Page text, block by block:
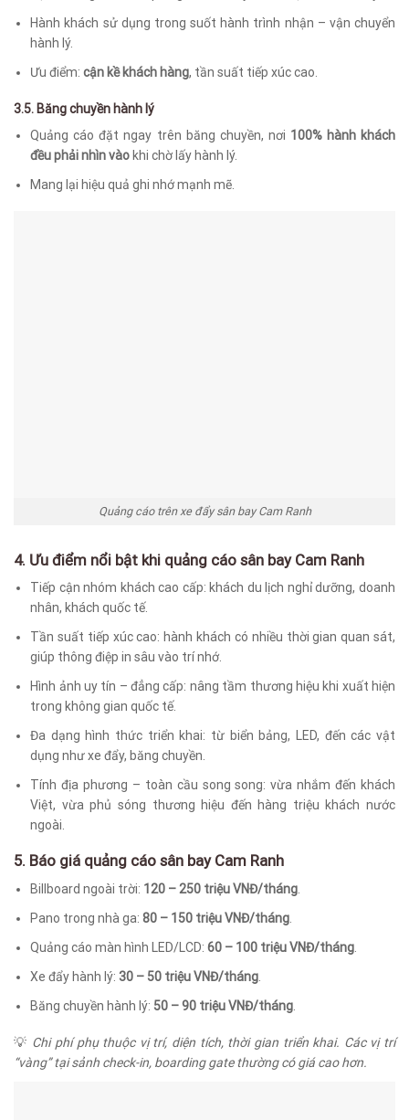
Hành khách sử dụng trong suốt hành trình nhận – vận chuyển
hành lý.
Ưu điểm:cận kề khách hàng, tần suất tiếp xúc cao.
3.5. Băng chuyền hành lý
Quảng cáo đặt ngay trên băng chuyền, nơi 100% hành khách
đều phải nhìn vào khi chờ lấy hành lý.
Mang lại hiệu quả ghi nhớ mạnh mẽ.
Quảng cáo trên xe đẩy sân bay Cam Ranh
4. Ưu điểm nổi bật khi quảng cáo sân bay Cam Ranh
Tiếp cận nhóm khách cao cấp: khách du lịch nghỉ dưỡng, doanh
nhân, khách quốc tế.
Tần suất tiếp xúc cao: hành khách có nhiều thời gian quan sát,
giúp thông điệp in sâu vào trí nhớ.
Hình ảnh uy tín – đẳng cấp: nâng tầm thương hiệu khi xuất hiện
trong không gian quốc tế.
Đa dạng hình thức triển khai: từ biển bảng, LED, đến các vật
dụng như xe đẩy, băng chuyền.
Tính địa phương – toàn cầu song song: vừa nhắm đến khách
Việt, vừa phủ sóng thương hiệu đến hàng triệu khách nước
ngoài.
5. Báo giá quảng cáo sân bay Cam Ranh
Billboard ngoài trời: 120 – 250 triệu VNĐ/tháng
Pano trong nhà ga:80 – 150 triệu VNĐ/tháng
Quảng cáo màn hình LED/LCD:60 – 100 triệu VNĐ/tháng
Xe đẩy hành lý:30 – 50 triệu VNĐ/tháng
Băng chuyền hành lý: 50 – 90 triệu VNĐ/tháng
💡 Chi phí phụ thuộc vị trí, diện tích, thời gian triển khai. Các vị trí
“vàng” tại sảnh check-in, boarding gate thường có giá cao hơn.